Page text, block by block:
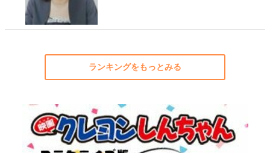
ランキングをもっとみる